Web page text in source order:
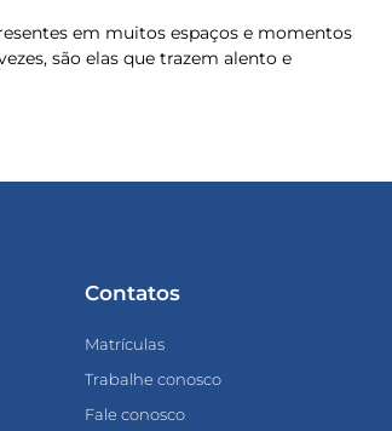
em muitos espaços e momentos
são elas que trazem alento e
Contatos
Matrículas
Trabalhe conosco
Fale conosco